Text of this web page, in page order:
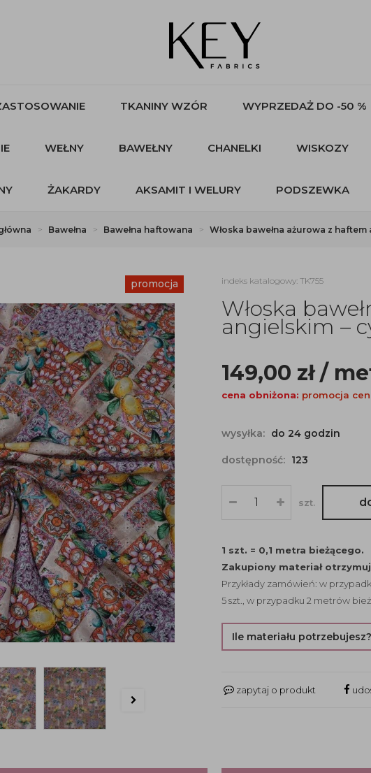
TKANINY WZÓR WYPRZEDAŻ DO -50 %
WEŁNY BAWEŁNY CHANELKI WISKOZY
ŻAKARDY AKSAMIT I WELURY PODSZEWKA
Bawełna Bawełna haftowana Włoska bawełna ażurowa z
promocja indeks katalogowy: TK755
Włoska
angielskim –
149,00 zł/
cena obniżona: promocja
wysyłka: do 24 godzin
dostępność: 123
szt.
1 szt. = 0,1 metra bieżącego.
Zakupiony materiał
Przykłady zamówień: w
5 szt., w przypadku 2 metrów
Ile materiału potrzebujesz?
zapytaj o produkt